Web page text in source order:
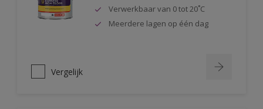
Verwerkbaar van 0 tot 20˚C
Meerdere lagen op één dag
Vergelijk